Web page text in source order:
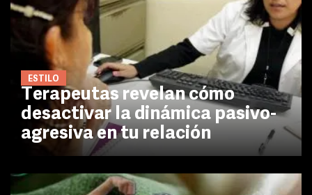
ESTILO
Terapeutas revelan cómo
desactivar la dinámica pasivo-
agresiva en tu relación